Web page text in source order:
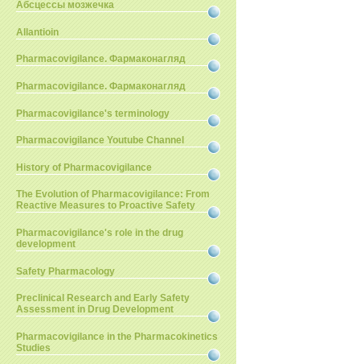
Абсцессы мозжечка
Allantioin
Pharmacovigilance. Фармаконагляд
Pharmacovigilance. Фармаконагляд
Pharmacovigilance's terminology
Pharmacovigilance Youtube Channel
History of Pharmacovigilance
The Evolution of Pharmacovigilance: From
Reactive Measures to Proactive Safety
Pharmacovigilance's role in the drug
development
Safety Pharmacology
Preclinical Research and Early Safety
Assessment in Drug Development
Pharmacovigilance in the Pharmacokinetics
Studies